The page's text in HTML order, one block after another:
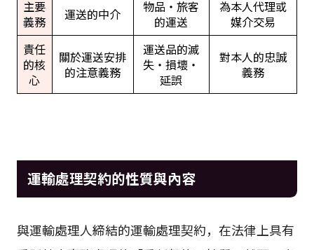
主要
義務
運送的中介
物品・旅客
的運送
為本人代理或
媒介交易
責任
的核
心
關於運送安排
的注意義務
運送品的滅
失・損壞・
延誤
對本人的忠誠
義務
運輸處理契約的性質與內容
與運輸處理人締結的運輸處理契約，在法律上具有